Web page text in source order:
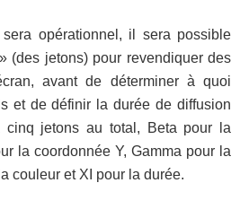
opérationnel, il sera possible
» (des jetons) pour revendiquer des
avant de déterminer à quoi
et de définir la durée de diffusion
cinq jetons au total, Beta pour la
la coordonnée Y, Gamma pour la
couleur et XI pour la durée.